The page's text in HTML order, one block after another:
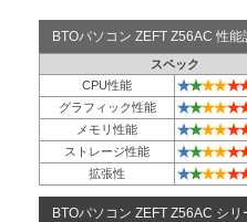
BTOパソコン ZEFT Z56AC 性
スペック
CPU性能
★★★★★
グラフィック性能 ★★★★★
メモリ性能 ★★★★★
ストレージ性能 ★★★★★
拡張性 ★★★★★
BTOパソコン ZEFT Z56AC シリ